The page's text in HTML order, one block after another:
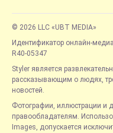
© 2026 LLC «UBT MEDIA»
Идентификатор онлайн-
R40-05347
Styler является
рассказывающим о людях,
новостей.
Фотографии, иллюстрации и
правообладателям.
Images, допускается